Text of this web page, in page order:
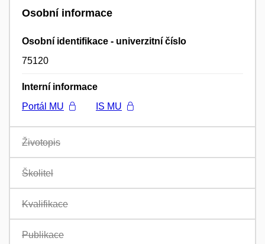
Osobní informace
Osobní identifikace - univerzitní číslo
75120
Interní informace
Portál MU
IS MU
Životopis
Školitel
Kvalifikace
Publikace